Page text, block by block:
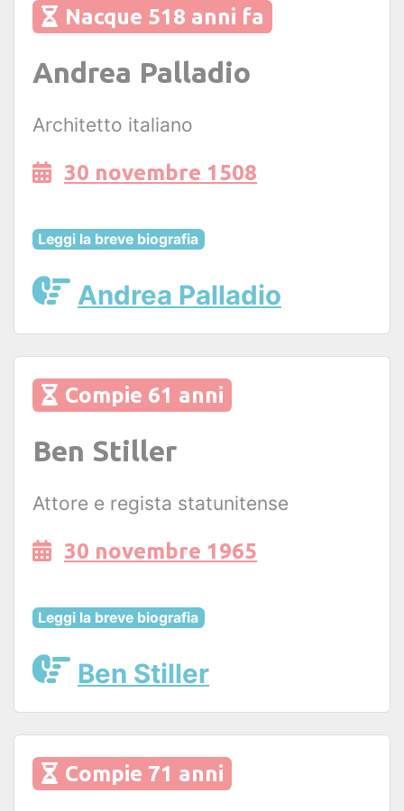
Nacque 518 anni fa
Andrea Palladio
Architetto italiano
30 novembre 1508
Leggi la breve biografia
Andrea Palladio
Compie 61 anni
Ben Stiller
Attore e regista statunitense
30 novembre 1965
Leggi la breve biografia
Ben Stiller
Compie 71 anni